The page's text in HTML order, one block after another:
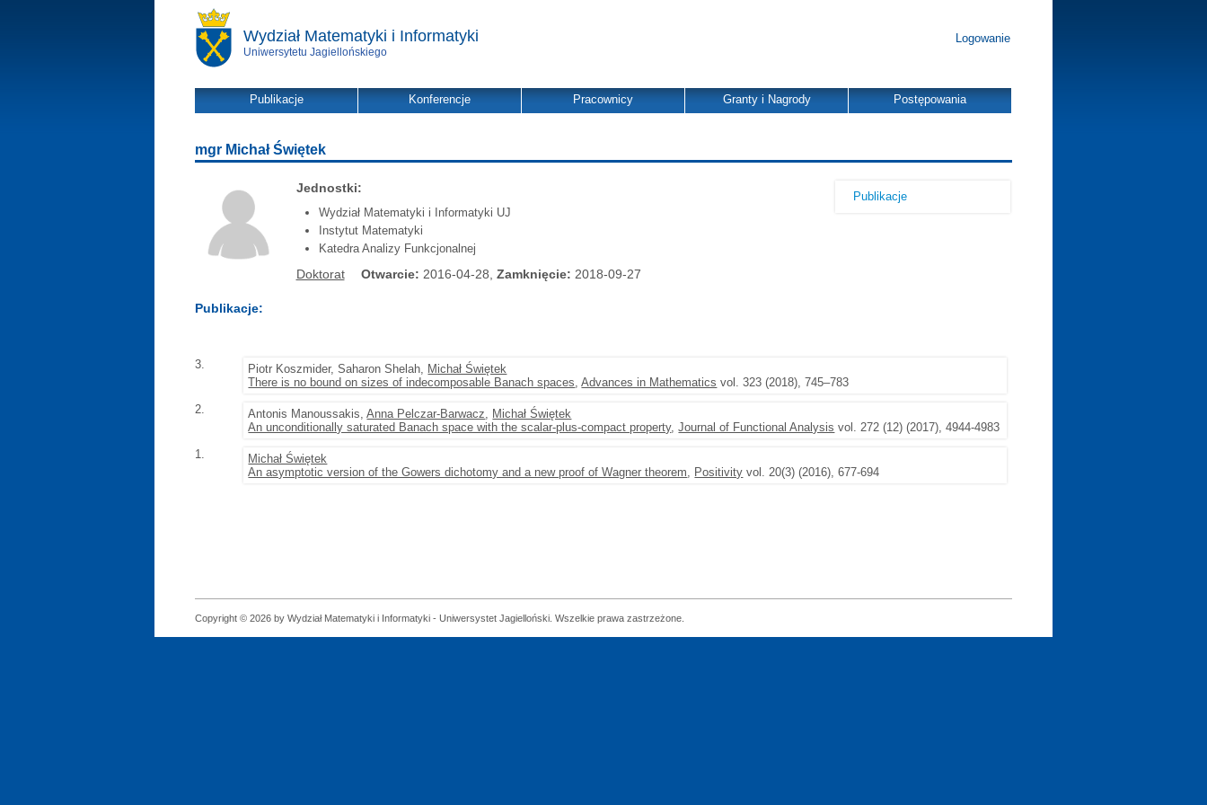
Wydział Matematyki i Informatyki
Uniwersytetu Jagiellońskiego
Logowanie
Publikacje Konferencje Pracownicy Granty i Nagrody Postępowania
mgr Michał Świętek
Jednostki:
Wydział Matematyki i Informatyki UJ
Instytut Matematyki
Katedra Analizy Funkcjonalnej
Doktorat Otwarcie: 2016-04-28, Zamknięcie: 2018-09-27
Publikacje
Publikacje:
3. Piotr Koszmider, Saharon Shelah, Michał Świętek
There is no bound on sizes of indecomposable Banach spaces,Advances in Mathematics vol. 323 (2018), 745–783
2.
Antonis Manoussakis,Anna Pelczar-Barwacz, Michał Świętek
An unconditionally saturated Banach space with the scalar-plus-compact property,Journal of Functional Analysis vol. 272 (12) (2017), 4944-4983
1.
Michał Świętek
An asymptotic version of the Gowers dichotomy and a new proof of Wagner theorem, Positivity vol. 20(3) (2016), 677-694
Copyright © 2026 by Wydział Matematyki i Informatyki - Uniwersystet Jagielloński. Wszelkie prawa zastrzeżone.